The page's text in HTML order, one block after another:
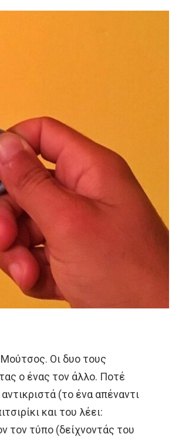
Οι δυο τους
ο ένας τον άλλο. Ποτέ
(το ένα απέναντι
και του λέει:
τον τύπο (δείχνοντάς του